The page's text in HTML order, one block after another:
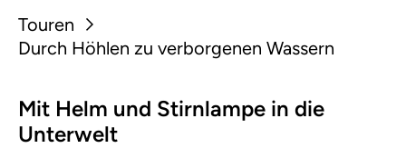
Touren
Durch Höhlen zu verborgenen Wassern
Mit Helm und Stirnlampe in die
Unterwelt